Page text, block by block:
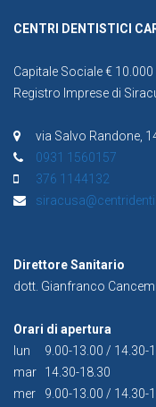
CENTRI DENTISTICI
Capitale Sociale € 10.000
Registro Imprese di
via Salvo Randone,
0931 1560157
376 1144132
Direttore Sanitario
dott. Gianfranco Cancemi
Orari di apertura
lun
9.00-13.00 / 14.30-
mar
14.30-18.30
mer
9.00-13.00 / 14.30-